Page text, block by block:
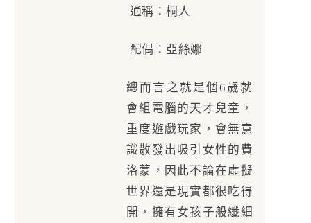
通稱：桐人
配偶：亞絲娜
總而言之就是個6歲就
會組電腦的天才兒童，
重度遊戲玩家，會無意
識散發出吸引女性的費
洛蒙，因此不論在虛擬
世界還是現實都很吃得
開，擁有女孩子般纖細